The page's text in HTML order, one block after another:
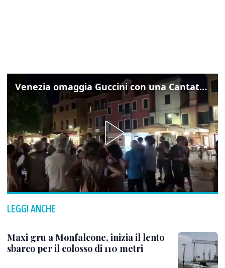
Venezia omaggia Guccini con una Cantata Anarchica in campo Santa Margherita
LEGGI ANCHE
Maxi gru a Monfalcone, inizia il lento
sbarco per il colosso di 110 metri